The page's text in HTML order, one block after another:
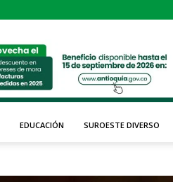
EDUCACIÓN SUROESTE DIVERSO